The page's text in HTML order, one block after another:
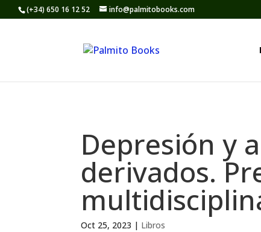
(+34) 650 16 12 52 info@palmitobooks.com
Depresión y
derivados.
Oct 25, 2023 | Libros